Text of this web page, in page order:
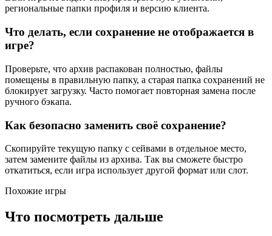
региональные папки профиля и версию клиента.
Что делать, если сохранение не отображается в
игре?
Проверьте, что архив распакован полностью, файлы
помещены в правильную папку, а старая папка сохранений не
блокирует загрузку. Часто помогает повторная замена после
ручного бэкапа.
Как безопасно заменить своё сохранение?
Скопируйте текущую папку с сейвами в отдельное место,
затем замените файлы из архива. Так вы сможете быстро
откатиться, если игра использует другой формат или слот.
Похожие игры
Что посмотреть дальше